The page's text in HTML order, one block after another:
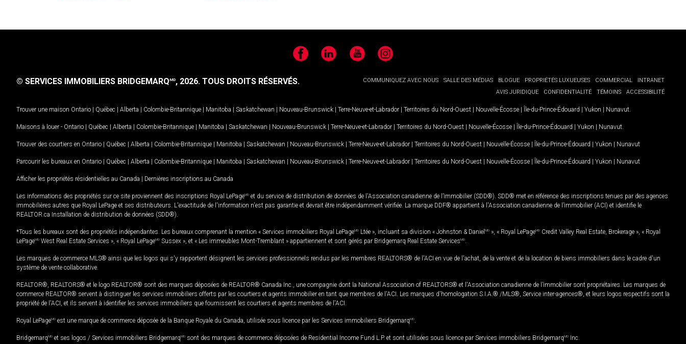
FacebookLinkedIn YouTubeInstagram
COMMUNIQUEZ AVEC NOUS SALLE DES MÉDIAS BLOGUE PROPRIÉTÉS LUXUEUSES COMMERCIAL
INTRANET
AVIS JURIDIQUE
CONFIDENTIALITÉ TÉMOINS ACCESSIBILITÉ
© SERVICES IMMOBILIERS BRIDGEMARQMD, 2026. TOUS DROITS RÉSERVÉS.
Trouver une maison Ontario | Québec | Alberta | Colombie-Britannique | Manitoba | Saskatchewan | Nouveau-Brunswick | Terre-Neuve-et-Labrador | Territoires du Nord-Ouest | Nouvelle-Écosse | Île-du-Prince-Édouard | Yukon | Nunavut
Maisons à louer - Ontario | Québec | Alberta | Colombie-Britannique | Manitoba | Saskatchewan | Nouveau-Brunswick | Terre-Neuve-et-Labrador | Territoires du Nord-Ouest | Nouvelle-Écosse | Île-du-Prince-Édouard | Yukon | Nunavut
Trouver des courtiers en Ontario | Québec | Alberta | Colombie-Britannique | Manitoba | Saskatchewan | Nouveau-Brunswick | Terre-Neuve-et-Labrador | Territoires du Nord-Ouest | Nouvelle-Écosse | Île-du-Prince-Édouard | Yukon | Nunavut
Parcourir les bureaux en Ontario | Québec | Alberta | Colombie-Britannique | Manitoba | Saskatchewan | Nouveau-Brunswick | Terre-Neuve-et-Labrador | Territoires du Nord-Ouest | Nouvelle-Écosse | Île-du-Prince-Édouard | Yukon | Nunavut
Afficher les propriétés résidentielles au Canada | Dernières inscriptions au Canada
Les informations des propriétés sur ce site proviennent des inscriptions Royal LePageMD et du service de distribution de données de l'Association canadienne de l’immobilier (SDD®). SDD® met en référence des inscriptions tenues par des agences
immobilières autres que Royal LePage et ses distributeurs. L'exactitude de l'information n'est pas garantie et devrait être indépendamment vérifiée. La marque DDF® appartient à l'Association canadienne de l’immobilier (ACI) et identifie le
REALTOR.ca Installation de distribution de données (SDD®).
*Tous les bureaux sont des propriétés indépendantes. Les bureaux comprenant la mention « Services immobiliers Royal LePageMD Ltée », incluant sa division « Johnston & Daniel MD », « Royal LePageMD Credit Valley Real Estate, Brokerage », « Royal
LePageMD West Real Estate Services », « Royal LePageMD Sussex », et « Les immeubles Mont-Tremblant » appartiennent et sont gérés par Bridgemarq Real Estate ServicesMD
Les marques de commerce MLS® ainsi que les logos qui s'y rapportent désignent les services professionnels rendus par les membres REALTORS® de l'ACI en vue de l'achat, de la vente et de la location de biens immobiliers dans le cadre d'un
système de vente collaborative.
REALTOR®, REALTORS® et le logo REALTOR® sont des marques déposées de REALTOR® Canada Inc., une compagnie dont la National Association of REALTORS® et l'Association canadienne de l’immobilier sont propriétaires. Les marques de
commerce REALTOR® servent à distinguer les services immobiliers offerts par les courtiers et agents immobilier en tant que membres de l'ACI. Les marques d'homologation S.I.A.® /MLS®, Service inter-agences®, et leurs logos respectifs sont la
propriété de l'ACI, et ils servent à identifier les services immobiliers que fournissent les courtiers et agents membres de l'ACI.
Royal LePageMD est une marque de commerce déposée de la Banque Royale du Canada, utilisée sous licence par les Services immobiliers BridgemarqMD
BridgemarqMD et ses logos / Services immobiliers BridgemarqMD sont des marques de commerce déposées de Residential Income Fund L.P. et sont utilisées sous licence par Services immobiliers BridgemarqMD Inc.